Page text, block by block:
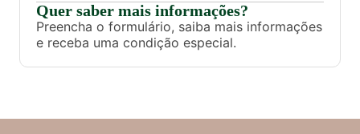
Quer saber mais informações?
Preencha o formulário, saiba mais informações
e receba uma condição especial.